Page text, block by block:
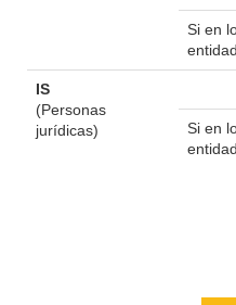
Si en
entidad.
IS
(Personas
jurídicas)
Si en
entidad.